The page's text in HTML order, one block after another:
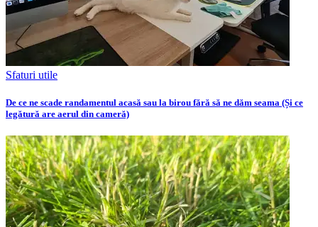
Sfaturi utile
De ce ne scade randamentul acasă sau la birou fără să ne dăm seama (Și ce
legătură are aerul din cameră)